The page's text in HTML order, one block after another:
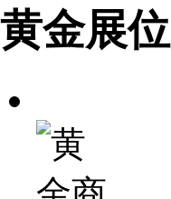
黄金展位